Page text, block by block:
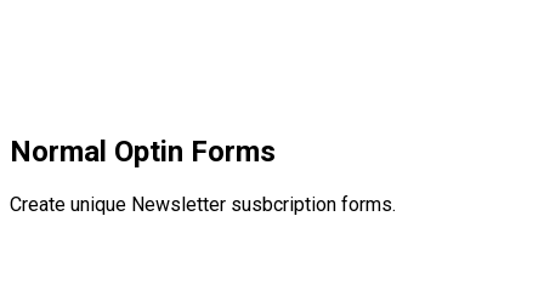
Normal Optin Forms
Create unique Newsletter susbcription forms.